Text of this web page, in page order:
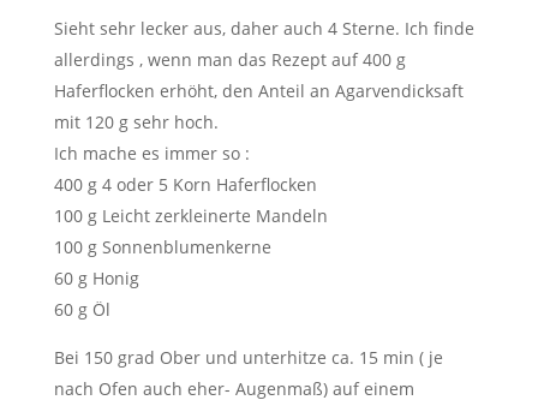
Sieht sehr lecker aus, daher auch 4 Sterne. Ich finde
allerdings , wenn man das Rezept auf 400 g
Haferflocken erhöht, den Anteil an Agarvendicksaft
mit 120 g sehr hoch.
Ich mache es immer so :
400 g 4 oder 5 Korn Haferflocken
100 g Leicht zerkleinerte Mandeln
100 g Sonnenblumenkerne
60 g Honig
60 g Öl
Bei 150 grad Ober und unterhitze ca. 15 min ( je
nach Ofen auch eher- Augenmaß) auf einem